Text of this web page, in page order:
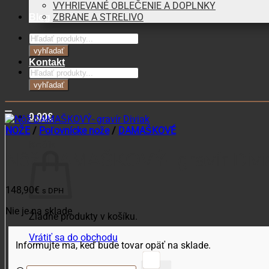
Blog
Kontakt
0,00€
Žiadne produkty v košíku.
Vrátiť sa do obchodu
VYHRIEVANÉ OBLEČENIE A DOPLNKY
ZBRANE A STRELIVO
Products
search
vyhľadať
Products
search
vyhľadať
NOŽE / Poľovnícke nože / DAMAŠKOVÉ
148,90€ s DPH
Nie je na sklade
Informujte ma, keď bude tovar opäť na sklade.